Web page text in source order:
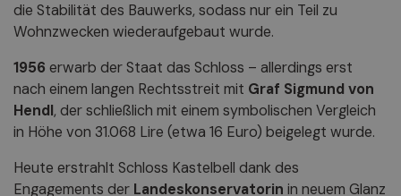
die Stabilität des Bauwerks, sodass nur ein Teil zu
Wohnzwecken wiederaufgebaut wurde.
1956 erwarb der Staat das Schloss – allerdings erst
nach einem langen Rechtsstreit mit Graf Sigmund von
Hendl, der schließlich mit einem symbolischen Vergleich
in Höhe von 31.068 Lire (etwa 16 Euro) beigelegt wurde.
Heute erstrahlt Schloss Kastelbell dank des
Engagements der Landeskonservatorin in neuem Glanz